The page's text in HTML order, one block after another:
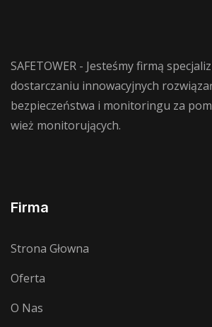
SAFETOWER - Jesteśmy firmą
dostarczaniu innowacyjnych
bezpieczeństwa i monitoringu za
wież monitorujących.
Firma
Strona Głowna
Oferta
O Nas